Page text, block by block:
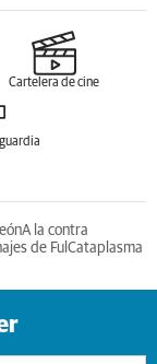
Cartelera de cine
A la contra
de Ful Cataplasma